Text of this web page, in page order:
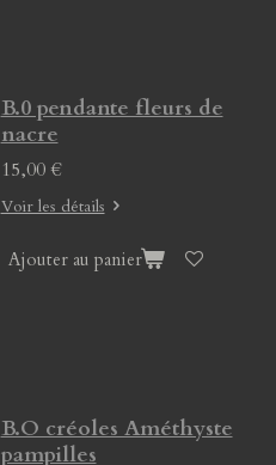
B.0 pendante fleurs de
nacre
15,00 €
Voir les détails
Ajouter au panier
B.O créoles Améthyste
pampilles